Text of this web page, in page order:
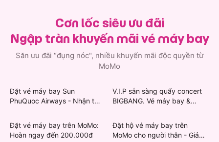
Airways, Pacific Airlines… Vì vậy, khi đặt vé máy bay
đi Kiên Giang trên MoMo, bạn còn có cơ hội nhận
thêm các ưu đãi độc quyền đầy bất ngờ. Việc quản lý
hành trình bay của bạn cũng đơn giản hơn khi thông
tin vé máy bay Kiên Giang đi Quảng Ninh được lưu
Không chỉ có vé đi Quảng Ninh, MoMo còn có vô vàn
lựa chọn chuyến bay từ Kiên Giang, cất cánh khám
Cùng MoMo tận hưởng chuyến bay Kiên Giang -
Cơn lốc siêu ưu đãi
Ngập tràn khuyến mãi vé máy bay
Săn ưu đãi “đụng nóc", nhiều khuyến mãi độc quyền từ
MoMo
Đặt vé máy bay Sun
PhuQuoc Airways - Nhận thẻ
V.I.P sẵn sàng quẩy concert
BIGBANG. Vé máy bay &
Đặt vé máy bay trên MoMo:
Hoàn ngay đến 200.000đ
Đặt hộ vé máy bay trên
MoMo cho người thân - Giảm